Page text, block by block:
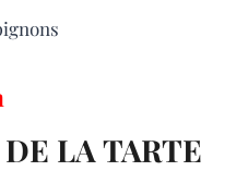
LA TARTE